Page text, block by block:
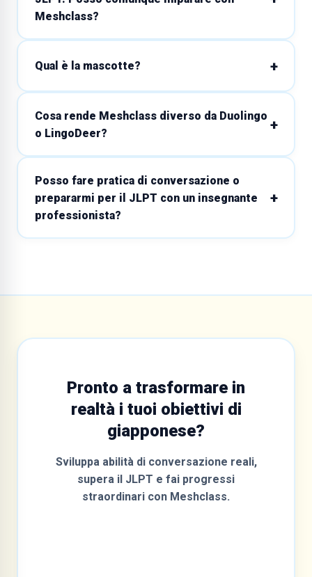
Meshclass?
Qual è la mascotte?
Cosa rende Meshclass diverso da Duolingo
o LingoDeer?
Posso fare pratica di conversazione o
prepararmi per il JLPT con un insegnante
professionista?
Pronto a trasformare in
realtà i tuoi obiettivi di
giapponese?
Sviluppa abilità di conversazione reali,
supera il JLPT e fai progressi
straordinari con Meshclass.